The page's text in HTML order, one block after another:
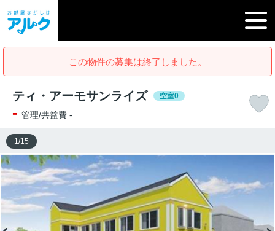
この物件の募集は終了しました。
ティ・アーモサンライズ 空室0
- 管理/共益費 -
1 /15